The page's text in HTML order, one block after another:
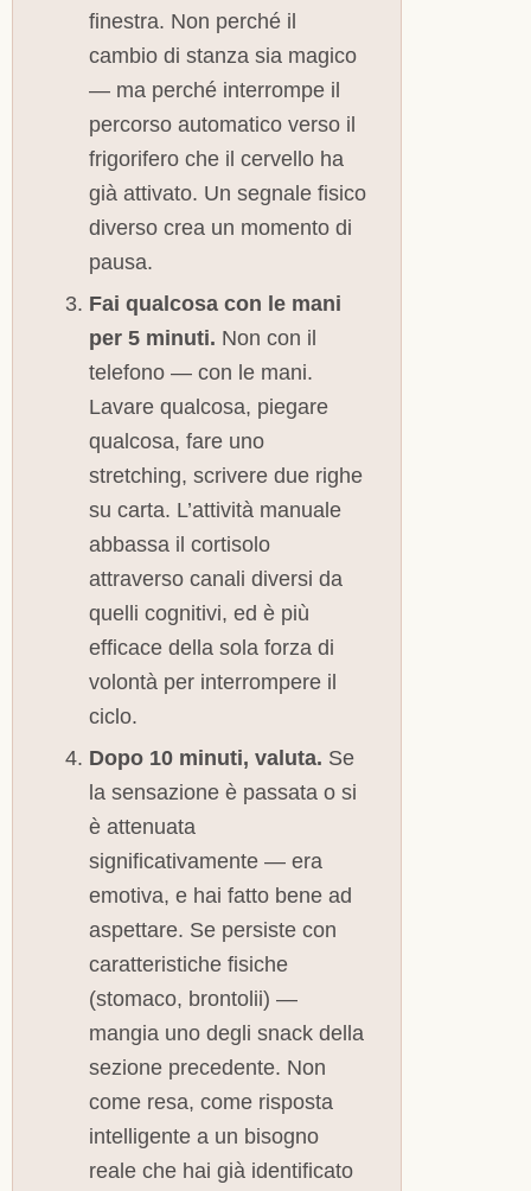
finestra. Non perché il
cambio di stanza sia magico
— ma perché interrompe il
percorso automatico verso il
frigorifero che il cervello ha
già attivato. Un segnale fisico
diverso crea un momento di
pausa.
Fai qualcosa con le mani
per 5 minuti. Non con il
telefono — con le mani.
Lavare qualcosa, piegare
qualcosa, fare uno
stretching, scrivere due righe
su carta. L’attività manuale
abbassa il cortisolo
attraverso canali diversi da
quelli cognitivi, ed è più
efficace della sola forza di
volontà per interrompere il
ciclo.
Dopo 10 minuti, valuta. Se
la sensazione è passata o si
è attenuata
significativamente — era
emotiva, e hai fatto bene ad
aspettare. Se persiste con
caratteristiche fisiche
(stomaco, brontolii) —
mangia uno degli snack della
sezione precedente. Non
come resa, come risposta
intelligente a un bisogno
reale che hai già identificato